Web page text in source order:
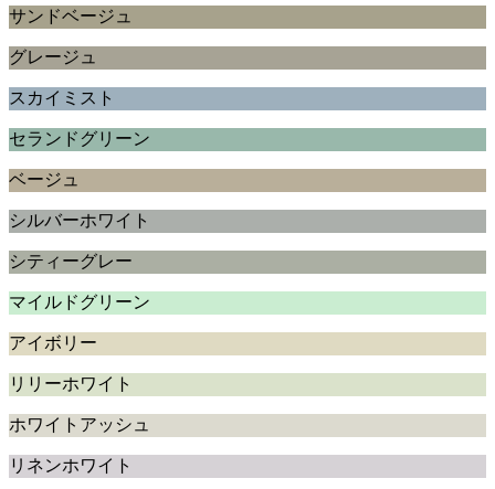
サンドベージュ
グレージュ
スカイミスト
セランドグリーン
ベージュ
シルバーホワイト
シティーグレー
マイルドグリーン
アイボリー
リリーホワイト
ホワイトアッシュ
リネンホワイト